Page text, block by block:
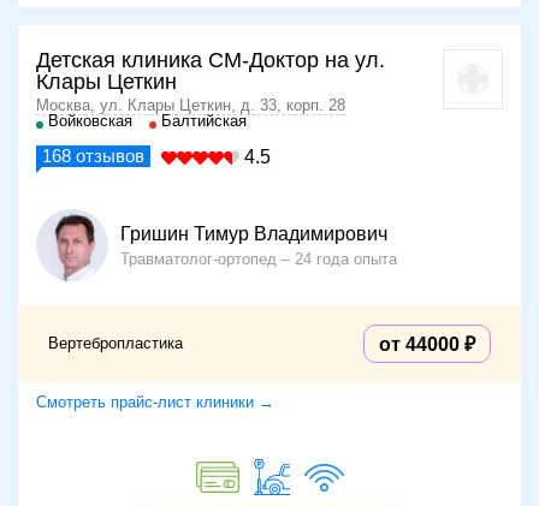
добиться ранней активизации и сокращения сроков
восстановления пациента.
Основные показания
Наиболее частые показания к назначению чрескожной
переломы тел позвонков (неосложненные) без
смещения отломков в просвет позвоночного канала,
возникающие из-за остеопороза;
травматические компрессионные переломы без
перемещения отломков в сторону позвоночного
выраженный болевой синдром, обусловленный
Как подготовиться к процедуре
Детская клиника СМ-Доктор на ул.
Клары Цеткин
Москва, ул. Клары Цеткин, д. 33, корп. 28
Войковская
Балтийская
168 отзывов 4.5
Гришин Тимур Владимирович
Травматолог-ортопед 24 года опыта
Вертебропластика от 44000
Смотреть прайс-лист клиники →